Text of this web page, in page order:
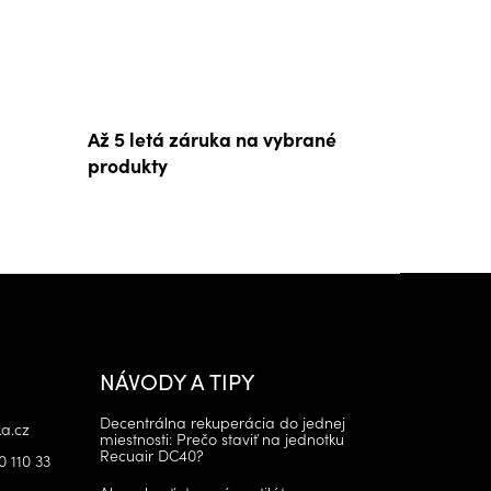
Až 5 letá záruka na vybrané
produkty
110 33
NÁVODY A TIPY
Decentrálna rekuperácia do jednej
miestnosti: Prečo staviť na jednotku
Recuair DC40?